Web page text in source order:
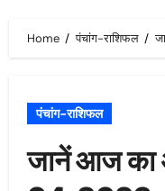
Home पंचांग-राशिफल
पंचांग-राशिफल
जानें आज का